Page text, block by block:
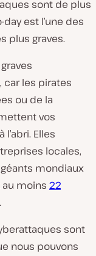
sont de plus
est l’une des
plus graves.
les pirates
ou de la
vos
Elles
locales,
mondiaux
au moins 22
sont
nous pouvons